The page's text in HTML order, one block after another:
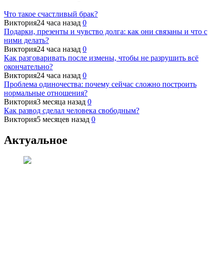
Что такое счастливый брак?
Виктория24 часа назад 0
Подарки, презенты и чувство долга: как они связаны и что с
ними делать?
Виктория24 часа назад 0
Как разговаривать после измены, чтобы не разрушить всё
окончательно?
Виктория24 часа назад 0
Проблема одиночества: почему сейчас сложно построить
нормальные отношения?
Виктория3 месяца назад 0
Как развод сделал человека свободным?
Виктория5 месяцев назад 0
Актуальное